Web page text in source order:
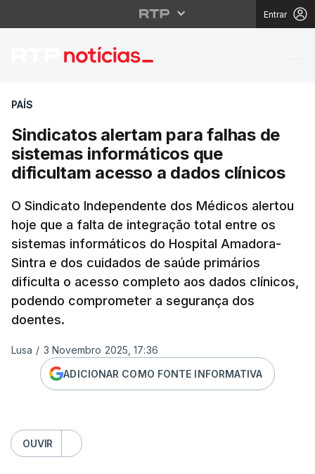
Entrar
Sindicatos alertam
PAÍS
Sindicatos alertam para falhas de
sistemas informáticos que
dificultam acesso a dados clínicos
O Sindicato Independente dos Médicos alertou
hoje que a falta de integração total entre os
sistemas informáticos do Hospital Amadora-
Sintra e dos cuidados de saúde primários
dificulta o acesso completo aos dados clínicos,
podendo comprometer a segurança dos
doentes.
Lusa / 3 Novembro 2025, 17:36
ADICIONAR COMO FONTE INFORMATIVA
OUVIR